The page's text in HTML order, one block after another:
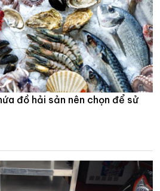
đồ hải sản nên chọn để sử